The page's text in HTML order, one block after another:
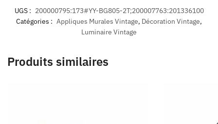
UGS : 200000795:173#YY-BG805-2T;200007763:201336100
Catégories : Appliques Murales Vintage, Décoration Vintage,
Luminaire Vintage
Produits similaires